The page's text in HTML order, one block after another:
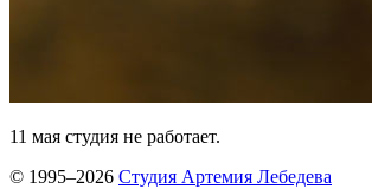
11 мая студия не работает.
© 1995–2026 Студия Артемия Лебедева